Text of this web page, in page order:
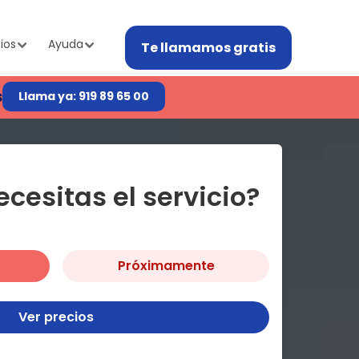
Ayuda Te llamamos gratis
Llama ya: 919 89 65 00
el servicio?
Próximamente
Ver precios